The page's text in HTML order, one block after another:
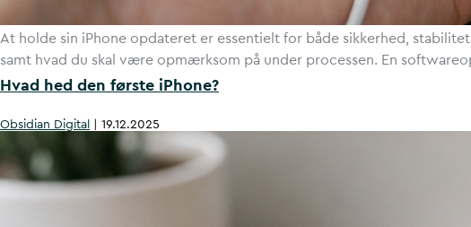
At holde sin iPhone opdateret er essentielt for både sikkerhed,
samt hvad du skal være opmærksom på under processen. En
Hvad hed den første iPhone?
Obsidian Digital 19.12.2025